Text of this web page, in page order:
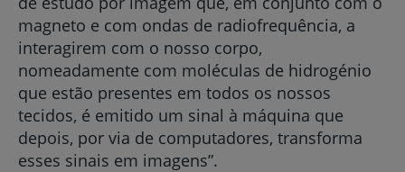
magneto e com ondas de radiofrequência, a
interagirem com o nosso corpo,
nomeadamente com moléculas de hidrogénio
que estão presentes em todos os nossos
tecidos, é emitido um sinal à máquina que
depois, por via de computadores, transforma
esses sinais em imagens”.